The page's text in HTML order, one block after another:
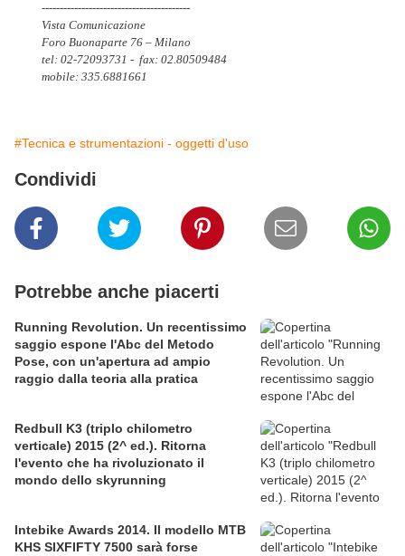
-----------------------------------------
Vista Comunicazione
Foro Buonaparte 76 – Milano
tel: 02-72093731 - fax: 02.80509484
mobile: 335.6881661
#Tecnica e strumentazioni - oggetti d'uso
Condividi
Potrebbe anche piacerti
Running Revolution. Un recentissimo
saggio espone l'Abc del Metodo
Pose, con un'apertura ad ampio
raggio dalla teoria alla pratica
Redbull K3 (triplo chilometro
verticale) 2015 (2^ ed.). Ritorna
l'evento che ha rivoluzionato il
mondo dello skyrunning
Intebike Awards 2014. Il modello MTB
KHS SIXFIFTY 7500 sarà forse